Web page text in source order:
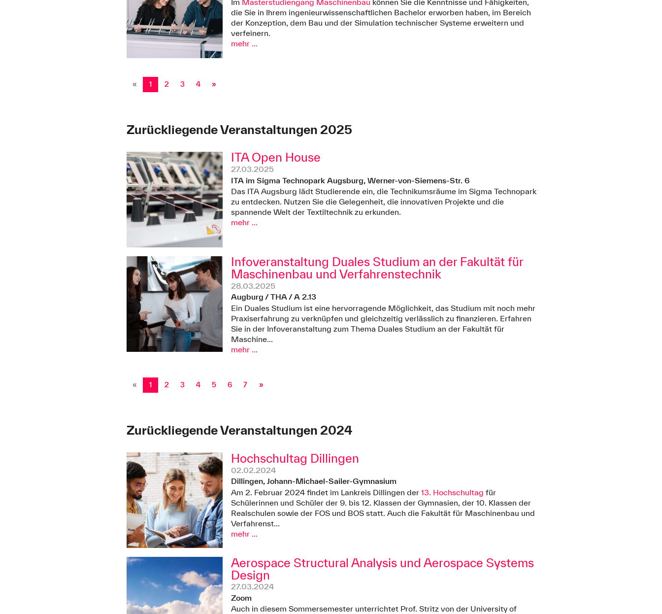
Im Masterstudiengang Maschinenbau können Sie die Kenntnisse und Fähigkeiten,
die Sie in Ihrem ingenieurwissenschaftlichen Bachelor erworben haben, im Bereich
der Konzeption, dem Bau und der Simulation technischer Systeme erweitern und
verfeinern.
mehr ...
« 1 2 3 4 »
Zurückliegende Veranstaltungen 2025
ITA Open House
27.03.2025
ITA im Sigma Technopark Augsburg, Werner-von-Siemens-Str. 6
Das ITA Augsburg lädt Studierende ein, die Technikumsräume im Sigma Technopark
zu entdecken. Nutzen Sie die Gelegenheit, die innovativen Projekte und die
spannende Welt der Textiltechnik zu erkunden.
mehr ...
Infoveranstaltung Duales Studium an der Fakultät für
Maschinenbau und Verfahrenstechnik
28.03.2025
Augburg / THA / A 2.13
Ein Duales Studium ist eine hervorragende Möglichkeit, das Studium mit noch mehr
Praxiserfahrung zu verknüpfen und gleichzeitig verlässlich zu finanzieren. Erfahren
Sie in der Infoveranstaltung zum Thema Duales Studium an der Fakultät für
Maschine...
mehr ...
« 1 2 3 4 5 6 7 »
Zurückliegende Veranstaltungen 2024
Hochschultag Dillingen
02.02.2024
Dillingen, Johann-Michael-Sailer-Gymnasium
Am 2. Februar 2024 findet im Lankreis Dillingen der13. Hochschultag für
Schülerinnen und Schüler der 9. bis 12. Klassen der Gymnasien, der 10. Klassen der
Realschulen sowie der FOS und BOS statt. Auch die Fakultät für Maschinenbau und
Verfahrenst...
mehr ...
Aerospace Structural Analysis und Aerospace Systems
Design
27.03.2024
Zoom
Auch in diesem Sommersemester unterrichtet Prof. Stritz von der University of